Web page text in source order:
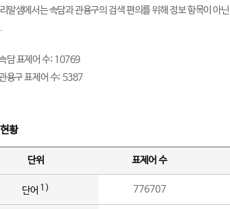
말샘에서는 속담과 관용구의 검색 편의를 위해 정보 항목이 아
담 표제어 수: 10769
용구 표제어 수: 5387
황
단위 표제어 수
단어 1) 776707